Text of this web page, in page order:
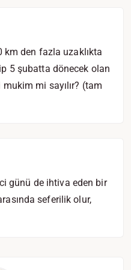
den fazla uzaklıkta
5 şubatta dönecek olan
mi sayılır? (tam
günü de ihtiva eden bir
seferilik olur,